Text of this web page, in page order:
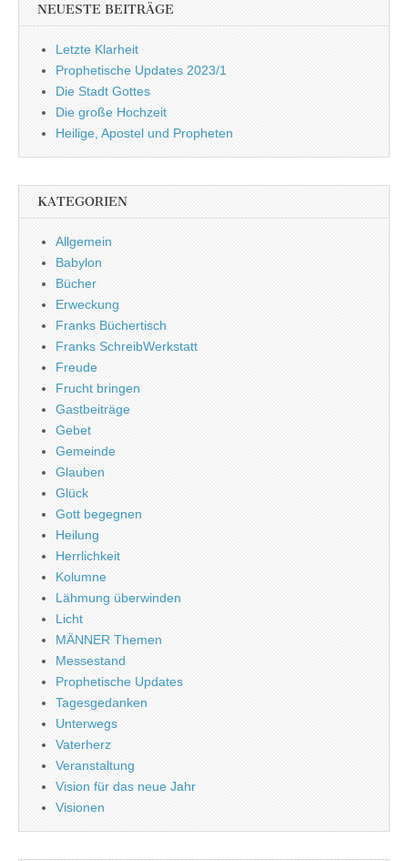
NEUESTE BEITRÄGE
Letzte Klarheit
Prophetische Updates 2023/1
Die Stadt Gottes
Die große Hochzeit
Heilige, Apostel und Propheten
KATEGORIEN
Allgemein
Babylon
Bücher
Erweckung
Franks Büchertisch
Franks SchreibWerkstatt
Freude
Frucht bringen
Gastbeiträge
Gebet
Gemeinde
Glauben
Glück
Gott begegnen
Heilung
Herrlichkeit
Kolumne
Lähmung überwinden
Licht
MÄNNER Themen
Messestand
Prophetische Updates
Tagesgedanken
Unterwegs
Vaterherz
Veranstaltung
Vision für das neue Jahr
Visionen